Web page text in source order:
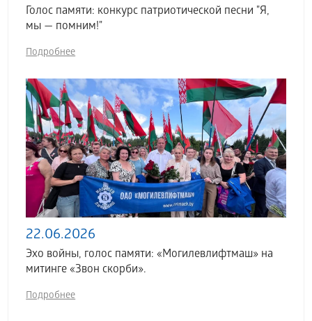
Голос памяти: конкурс патриотической песни "Я,
мы — помним!"
Подробнее
22.06.2026
Эхо войны, голос памяти: «Могилевлифтмаш» на
митинге «Звон скорби».
Подробнее